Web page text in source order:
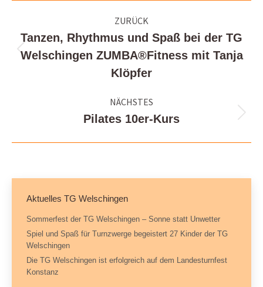
ZURÜCK
Vorheriger
Beitrag:
Tanzen, Rhythmus und Spaß bei der TG
Welschingen ZUMBA®Fitness mit Tanja
Klöpfer
NÄCHSTES
Nächster
Pilates 10er-Kurs
Aktuelles TG Welschingen
Sommerfest der TG Welschingen – Sonne statt Unwetter
Spiel und Spaß für Turnzwerge begeistert 27 Kinder der TG
Welschingen
Die TG Welschingen ist erfolgreich auf dem Landesturnfest
Konstanz